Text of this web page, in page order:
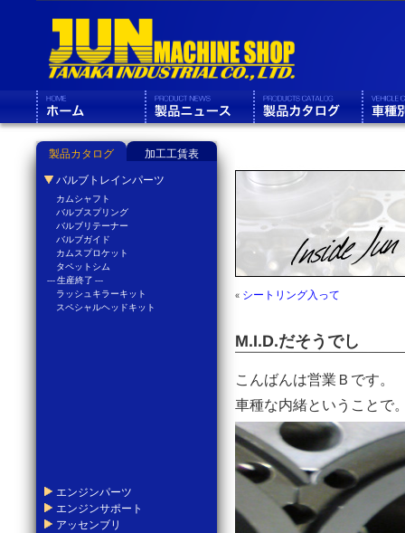
« シートリング入って
M.I.D.だそうでし
こんばんは営業Ｂです。
車種な内緒ということで
製品カタログ 加工工賃表
バルブトレインパーツ
カムシャフト
バルブスプリング
バルブリテーナー
バルブガイド
カムスプロケット
タペットシム
--- 生産終了 ---
ラッシュキラーキット
スペシャルヘッドキット
エンジンパーツ
エンジンサポート
アッセンブリ